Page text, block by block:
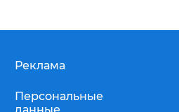
Реклама
Персональные